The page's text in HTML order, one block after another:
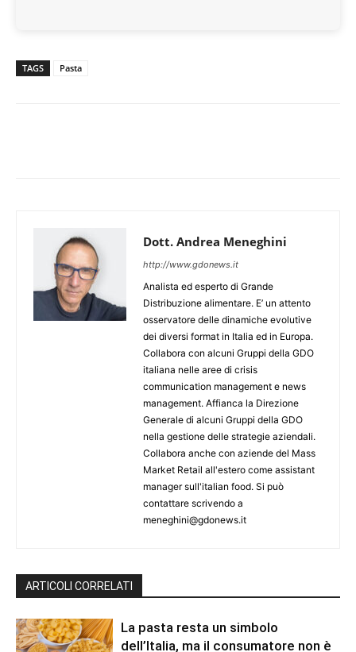
TAGS Pasta
Dott. Andrea Meneghini
http://www.gdonews.it
Analista ed esperto di Grande
Distribuzione alimentare. E’ un attento
osservatore delle dinamiche evolutive
dei diversi format in Italia ed in Europa.
Collabora con alcuni Gruppi della GDO
italiana nelle aree di crisis
communication management e news
management. Affianca la Direzione
Generale di alcuni Gruppi della GDO
nella gestione delle strategie aziendali.
Collabora anche con aziende del Mass
Market Retail all'estero come assistant
manager sull'italian food. Si può
contattare scrivendo a
meneghini@gdonews.it
ARTICOLI CORRELATI
La pasta resta un simbolo
dell’Italia, ma il consumatore non è